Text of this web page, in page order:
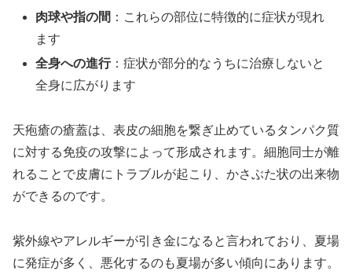
肉球や指の間 ：これらの部位に特徴的に症状が現れ
ます
全身への進行：症状が部分的なうちに治療しないと
全身に広がります
天疱瘡の瘡蓋は、表皮の細胞を繋ぎ止めているタンパク質
に対する免疫の攻撃によって形成されます。細胞同士が離
れることで皮膚にトラブルが起こり、かさぶた状の出来物
ができるのです。
紫外線やアレルギーが引き金になると言われており、夏場
に発症が多く、悪化するのも夏場が多い傾向にあります。